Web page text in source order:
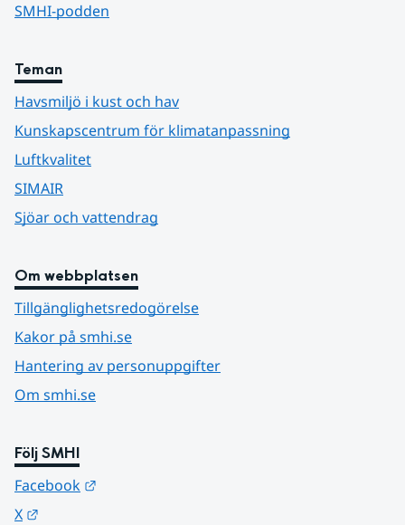
SMHI-podden
Teman
Havsmiljö i kust och hav
Kunskapscentrum för klimatanpassning
Luftkvalitet
SIMAIR
Sjöar och vattendrag
Om webbplatsen
Tillgänglighetsredogörelse
Kakor på smhi.se
Hantering av personuppgifter
Om smhi.se
Följ SMHI
Facebook
X